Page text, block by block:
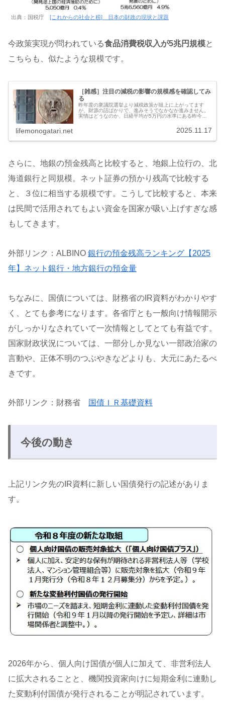
出典：国税庁 [これからの社会と税] 日本の財政の現状と課題
今政策実現が問われている食品消費税収入が5兆円規模と
こちらも、似たような規模です。
［雑感］注目の減税の影響の規模感を確認してみ
る
昨年度の衆議院選挙より減税政策が俎上に上がってます
が、財源の話ばかりで、進みそうでなかなか進みません。
実情はどうなのか、日経平均が5万円の水準にある昨今、
lifemonogatari.net 2025.11.17
さらに、地銀の預金残高と比較すると、地銀上位行の、北
海道銀行と同規模。ネット証券の預かり残高で比較する
と、３位に相当する規模です。こうして比較すると、本来
は民間で活用されてもよい資金を国家が吸い上げすぎな感
もしてきます。
外部リンク：ALBINO 銀行の預金残高ランキング【2025
年】ネット銀行・地方銀行の預金量
ちなみに、国債については、財務省のIR資料がわかりやす
く、とても参考になります。各省庁とも一般向け情報開示
がしっかりなされていて一次情報としてとても有益です。
国家財政状況については、一部分しか見ない一部政治家の
言動や、正体不明のつぶやきなどよりも、大元にあたるべ
きです。
外部リンク：財務省 国債ＩＲ基礎資料
今後の動き
上記リンク先のIR資料に新しい国債発行の記述がありま
す。
2026年から、個人向け国債が個人に加えて、非営利法人
に拡大されることと、機関投資家向けに短期金利に連動し
た変動利付国債が発行されることが明記されています。